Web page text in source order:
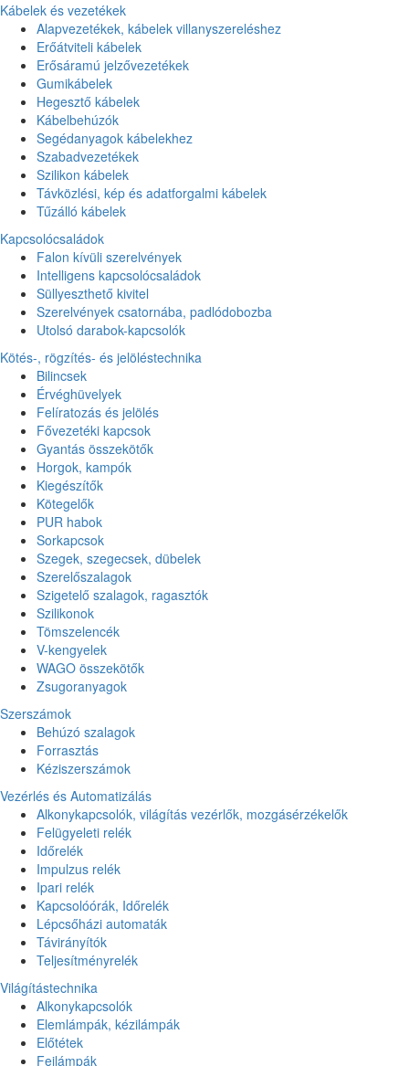
Kábelek és vezetékek
Alapvezetékek, kábelek villanyszereléshez
Erőátviteli kábelek
Erősáramú jelzővezetékek
Gumikábelek
Hegesztő kábelek
Kábelbehúzók
Segédanyagok kábelekhez
Szabadvezetékek
Szilikon kábelek
Távközlési, kép és adatforgalmi kábelek
Tűzálló kábelek
Kapcsolócsaládok
Falon kívüli szerelvények
Intelligens kapcsolócsaládok
Süllyeszthető kivitel
Szerelvények csatornába, padlódobozba
Utolsó darabok-kapcsolók
Kötés-, rögzítés- és jelöléstechnika
Bilincsek
Érvéghüvelyek
Felíratozás és jelölés
Fővezetéki kapcsok
Gyantás összekötők
Horgok, kampók
Kiegészítők
Kötegelők
PUR habok
Sorkapcsok
Szegek, szegecsek, dübelek
Szerelőszalagok
Szigetelő szalagok, ragasztók
Szilikonok
Tömszelencék
V-kengyelek
WAGO összekötők
Zsugoranyagok
Szerszámok
Behúzó szalagok
Forrasztás
Kéziszerszámok
Vezérlés és Automatizálás
Alkonykapcsolók, világítás vezérlők, mozgásérzékelők
Felügyeleti relék
Időrelék
Impulzus relék
Ipari relék
Kapcsolóórák, Időrelék
Lépcsőházi automaták
Távirányítók
Teljesítményrelék
Világítástechnika
Alkonykapcsolók
Elemlámpák, kézilámpák
Előtétek
Fejlámpák